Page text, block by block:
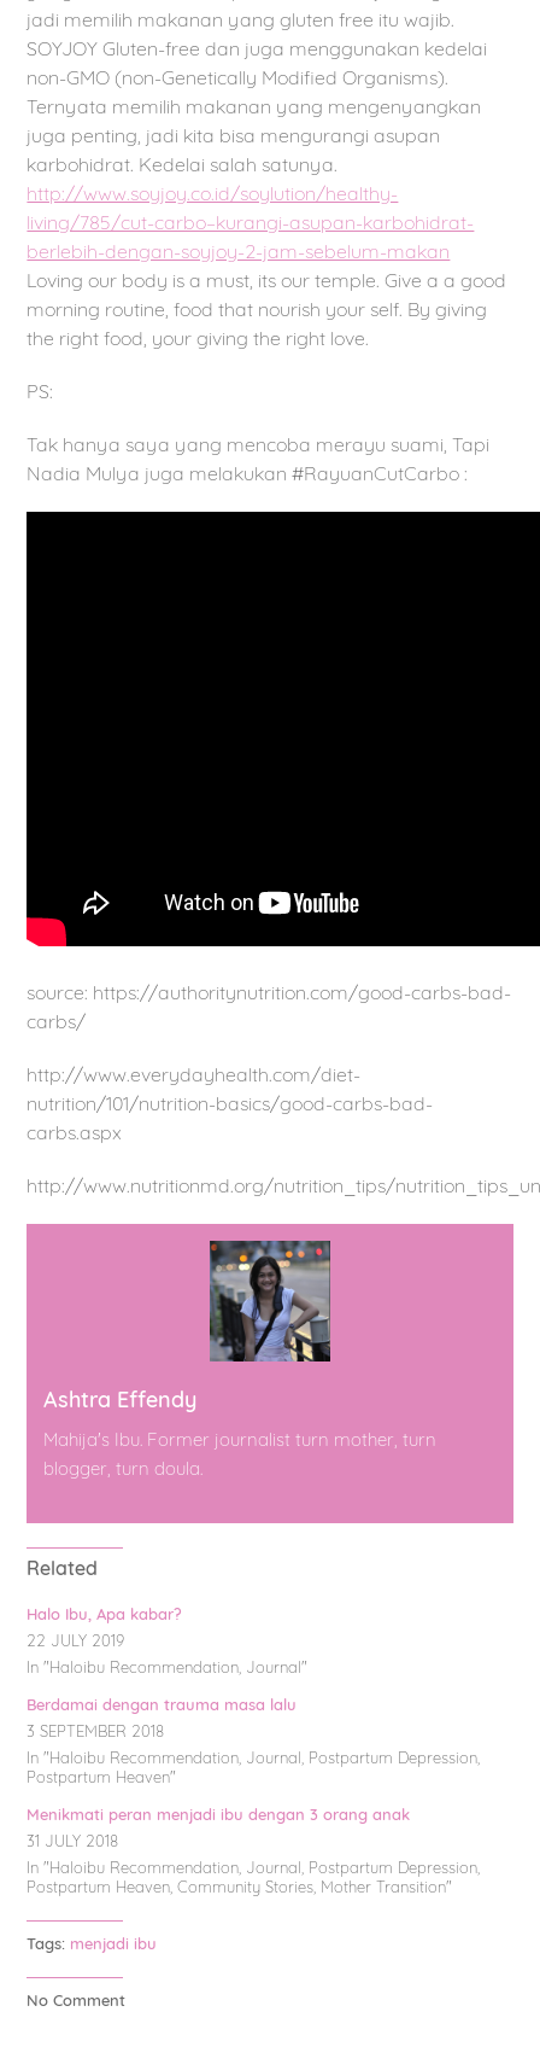
jadi memilih makanan yang gluten free itu wajib.
SOYJOY Gluten-free dan juga menggunakan kedelai
non-GMO (non-Genetically Modified Organisms).
Ternyata memilih makanan yang mengenyangkan
juga penting, jadi kita bisa mengurangi asupan
karbohidrat. Kedelai salah satunya.
http://www.soyjoy.co.id/soylution/healthy-
living/785/cut-carbo–kurangi-asupan-karbohidrat-
berlebih-dengan-soyjoy-2-jam-sebelum-makan
Loving our body is a must, its our temple. Give a a good
morning routine, food that nourish your self. By giving
the right food, your giving the right love.
PS:
Tak hanya saya yang mencoba merayu suami, Tapi
Nadia Mulya juga melakukan #RayuanCutCarbo :
source: https://authoritynutrition.com/good-carbs-bad-
carbs/
http://www.everydayhealth.com/diet-
nutrition/101/nutrition-basics/good-carbs-bad-
carbs.aspx
http://www.nutritionmd.org/nutrition_tips/
Ashtra Effendy
Mahija's Ibu. Former journalist turn mother, turn
blogger, turn doula.
Related
Halo Ibu, Apa kabar?
22 JULY 2019
In "Haloibu Recommendation Journal"
Berdamai dengan trauma masa lalu
3 SEPTEMBER 2018
In "Haloibu Recommendation Journal Postpartum Depression
Postpartum Heaven"
Menikmati peran menjadi ibu dengan 3 orang anak
31 JULY 2018
In "Haloibu Recommendation Journal Postpartum Depression
Postpartum Heaven ,Community Stories Mother Transition"
Tags: menjadi ibu
No Comment